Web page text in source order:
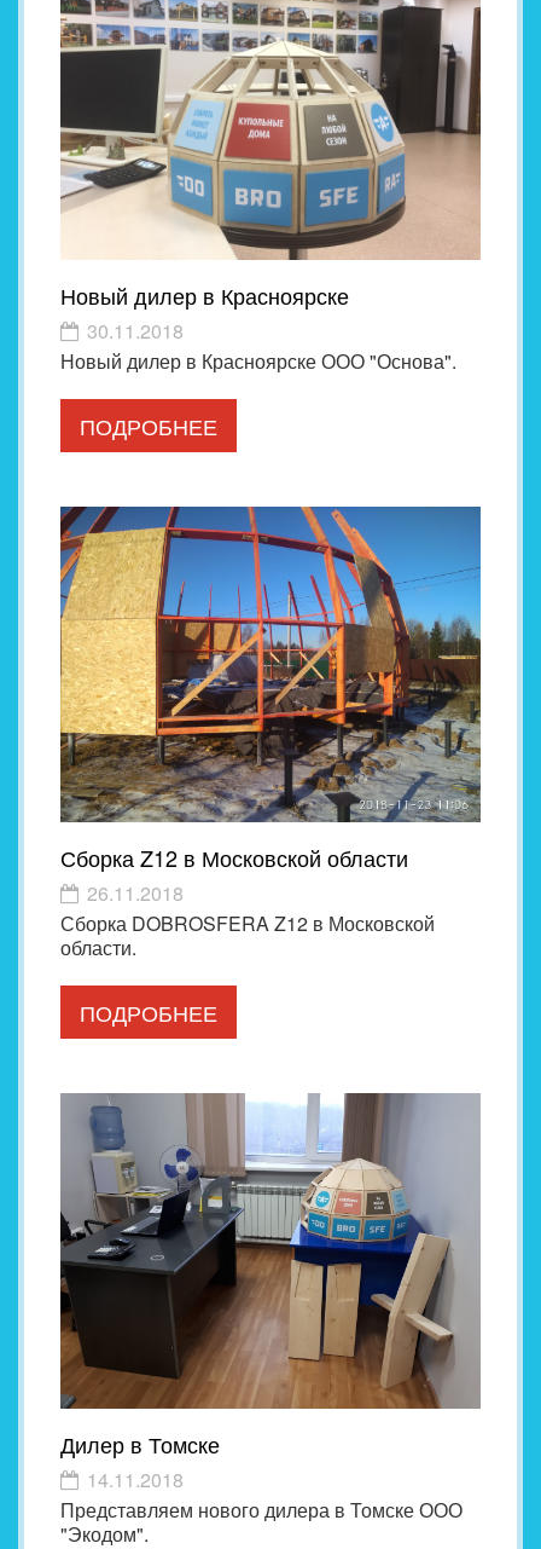
Новый дилер в Красноярске
30.11.2018
Новый дилер в Красноярске ООО "Основа".
ПОДРОБНЕЕ
Сборка Z12 в Московской области
26.11.2018
Сборка DOBROSFERA Z12 в Московской
области.
ПОДРОБНЕЕ
Дилер в Томске
14.11.2018
Представляем нового дилера в Томске ООО
"Экодом".